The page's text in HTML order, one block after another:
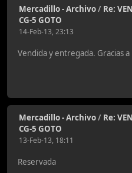
Mercadillo - Archivo/ Re:
CG-5 GOTO
14-Feb-13, 23:13
Vendida y entregada. Gracias
Mercadillo - Archivo/ Re:
CG-5 GOTO
13-Feb-13, 18:11
Reservada